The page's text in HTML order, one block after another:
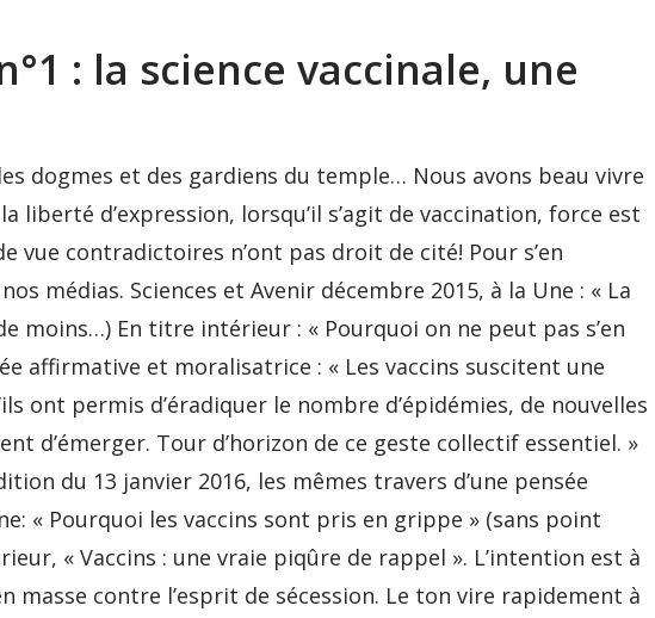
: la science vaccinale, une
dogmes et des gardiens du temple… Nous avons beau vivre
liberté d’expression, lorsqu’il s’agit de vaccination, force est
vue contradictoires n’ont pas droit de cité! Pour s’en
médias. Sciences et Avenir décembre 2015, à la Une : « La
moins…) En titre intérieur : « Pourquoi on ne peut pas s’en
affirmative et moralisatrice : « Les vaccins suscitent une
ont permis d’éradiquer le nombre d’épidémies, de nouvelles
d’émerger. Tour d’horizon de ce geste collectif essentiel. »
du 13 janvier 2016, les mêmes travers d’une pensée
« Pourquoi les vaccins sont pris en grippe » (sans point
« Vaccins : une vraie piqûre de rappel ». L’intention est à
masse contre l’esprit de sécession. Le ton vire rapidement à